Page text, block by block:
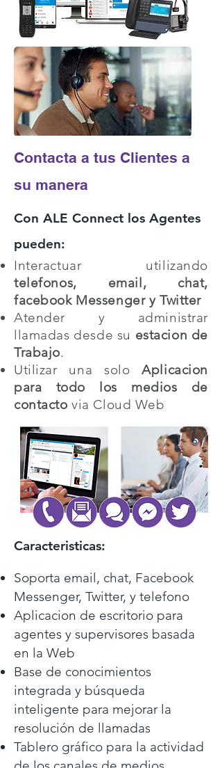
Contacta a tus Clientes a
su manera​
Con ALE Connect los Agentes
pueden:​
Interactuar utilizando
telefonos, email, chat,
facebook Messenger y Twitter
Atender y administrar
llamadas desde su estacion de
Trabajo.
Utilizar una soloAplicacion
para todo los medios de
contacto via Cloud Web
Caracteristicas:
Soporta email, chat, Facebook
Messenger, Twitter, y telefono
Aplicacion de escritorio para
agentes y supervisores basada
en la Web
Base de conocimientos
integrada y búsqueda
inteligente para mejorar la
resolución de llamadas
Tablero gráfico para la actividad